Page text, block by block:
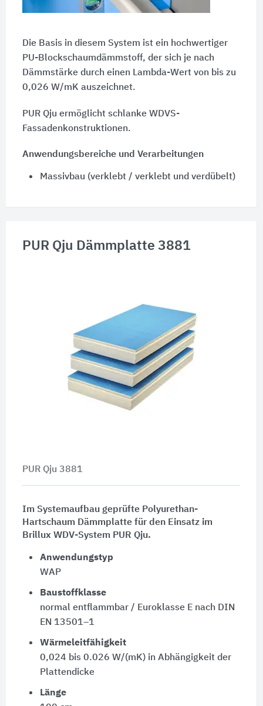
Die Basis in diesem System ist ein hochwertiger
PU-Blockschaumdämmstoff, der sich je nach
Dämmstärke durch einen Lambda-Wert von bis zu
0,026 W/mK auszeichnet.
PUR Qju ermöglicht schlanke WDVS-
Fassadenkonstruktionen.
Anwendungsbereiche und Verarbeitungen
Massivbau (verklebt / verklebt und verdübelt)
PUR Qju Dämmplatte 3881
PUR Qju 3881
Im Systemaufbau geprüfte Polyurethan-
Hartschaum Dämmplatte für den Einsatz im
Brillux WDV-System PUR Qju.
Anwendungstyp
WAP
Baustoffklasse
normal entflammbar / Euroklasse E nach DIN
EN 13501–1
Wärmeleitfähigkeit
0,024 bis 0.026 W/(mK) in Abhängigkeit der
Plattendicke
Länge